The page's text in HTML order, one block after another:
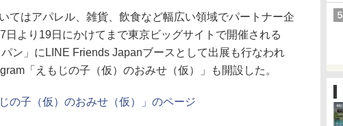
てはアパレル、雑貨、飲食など幅広い領域でパートナー企
日より19日にかけてまで東京ビッグサイトで開催される
パン」にLINE Friends Japanブースとして出展も行なわれ
「えもじの子（仮）のおみせ（仮）」も開設した。
の子（仮）のおみせ（仮）」のページ